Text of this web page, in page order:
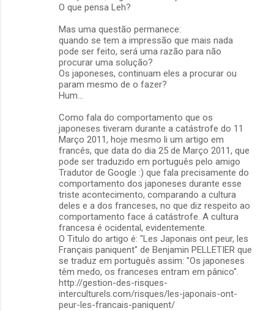
O que pensa Leh?
Mas uma questão permanece:
quando se tem a impressão que mais nada
pode ser feito, será uma razão para não
procurar uma solução?
Os japoneses, continuam eles a procurar ou
param mesmo de o fazer?
Hum...
Como fala do comportamento que os
japoneses tiveram durante a catástrofe do 11
Março 2011, hoje mesmo li um artigo em
francês, que data do dia 25 de Março 2011, que
pode ser traduzido em português pelo amigo
Tradutor de Google :) que fala precisamente do
comportamento dos japoneses durante esse
triste acontecimento, comparando a cultura
deles e a dos franceses, no que diz respeito ao
comportamento face á catástrofe. A cultura
francesa é ocidental, evidentemente.
O Titulo do artigo é: "Les Japonais ont peur, les
Français paniquent" de Benjamin PELLETIER que
se traduz em português assim: "Os japoneses
têm medo, os franceses entram em pânico".
http://gestion-des-risques-
interculturels.com/risques/les-japonais-ont-
peur-les-francais-paniquent/